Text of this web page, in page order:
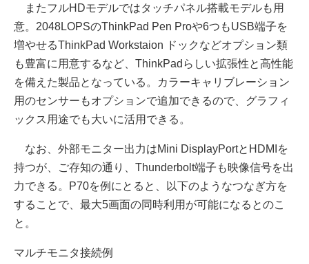
またフルHDモデルではタッチパネル搭載モデルも用
意。2048LOPSのThinkPad Pen Proや6つもUSB端子を
増やせるThinkPad Workstaion ドックなどオプション類
も豊富に用意するなど、ThinkPadらしい拡張性と高性能
を備えた製品となっている。カラーキャリブレーション
用のセンサーもオプションで追加できるので、グラフィ
ックス用途でも大いに活用できる。
なお、外部モニター出力はMini DisplayPortとHDMIを
持つが、ご存知の通り、Thunderbolt端子も映像信号を出
力できる。P70を例にとると、以下のようなつなぎ方を
することで、最大5画面の同時利用が可能になるとのこ
と。
マルチモニタ接続例